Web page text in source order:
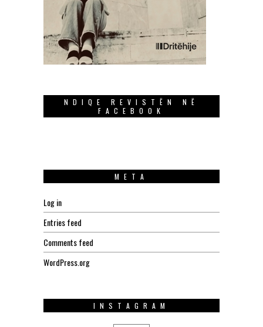
NDIQE REVISTËN NË
FACEBOOK
META
Log in
Entries feed
Comments feed
WordPress.org
INSTAGRAM